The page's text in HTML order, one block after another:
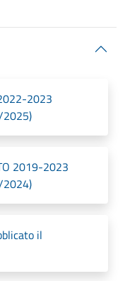
2023
2019-2023
il